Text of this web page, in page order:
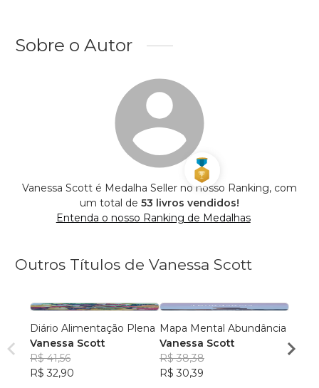
Sobre o Autor
Vanessa Scott é Medalha Seller no nosso Ranking, com
um total de 53 livros vendidos!
Entenda o nosso Ranking de Medalhas
Outros Títulos de Vanessa Scott
Diário Alimentação Plena
Vanessa Scott
R$ 41,56
R$ 32,90
Mapa Mental Abundância
Vanessa Scott
R$ 38,38
R$ 30,39